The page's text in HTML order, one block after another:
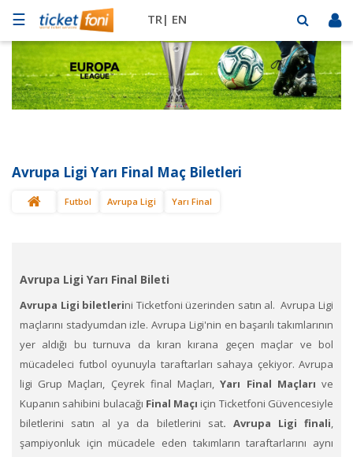
☰ TR| EN
Futbol
Basketbol
Mekanlar
Diğer
Avrupa Ligi Yarı Final Maç Biletleri
Futbol Avrupa Ligi Yarı Final
Avrupa Ligi Yarı Final Bileti
Avrupa Ligi biletlerini Ticketfoni üzerinden satın al. Avrupa Ligi
maçlarını stadyumdan izle. Avrupa Ligi'nin en başarılı takımlarının
yer aldığı bu turnuva da kıran kırana geçen maçlar ve bol
mücadeleci futbol oyunuyla taraftarları sahaya çekiyor. Avrupa
ligi Grup Maçları, Çeyrek final Maçları, Yarı Final Maçlarıve
Kupanın sahibini bulacağı Final Maçı için Ticketfoni Güvencesiyle
biletlerini satın al ya da biletlerini sat. Avrupa Ligi finali,
şampiyonluk için mücadele eden takımların taraftarlarını aynı